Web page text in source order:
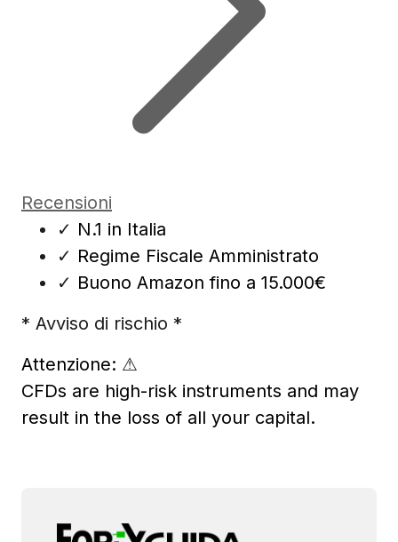
Recensioni
✓ N.1 in Italia
✓ Regime Fiscale Amministrato
✓ Buono Amazon fino a 15.000€
* Avviso di rischio *
Attenzione: ⚠
CFDs are high-risk instruments and may
result in the loss of all your capital.